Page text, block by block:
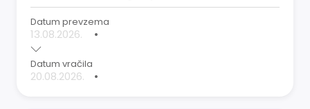
Datum prevzema
•
Datum vračila
•